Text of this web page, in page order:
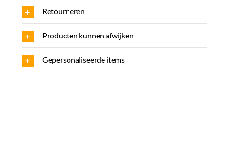
Retourneren
Producten kunnen afwijken
Gepersonaliseerde items